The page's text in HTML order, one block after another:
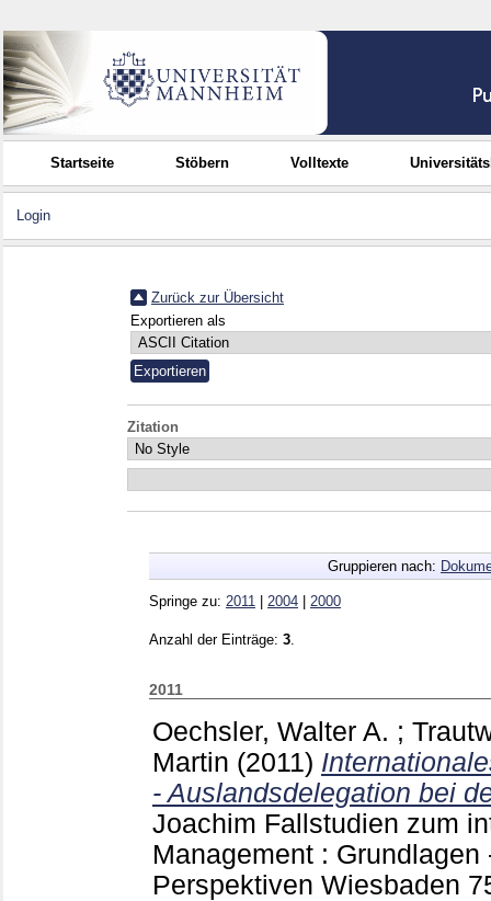
Startseite Stöbern Volltexte
Login
Zurück zur Übersicht
Exportieren als
Zitation
Gruppieren nach:
Springe zu: 2011 2004 2000
Anzahl der Einträge: 3
2011
Oechsler, Walter A. ;
Martin (2011)
- Auslandsdelegation bei
Joachim Fallstudien zum
Management :
Perspektiven Wiesbaden